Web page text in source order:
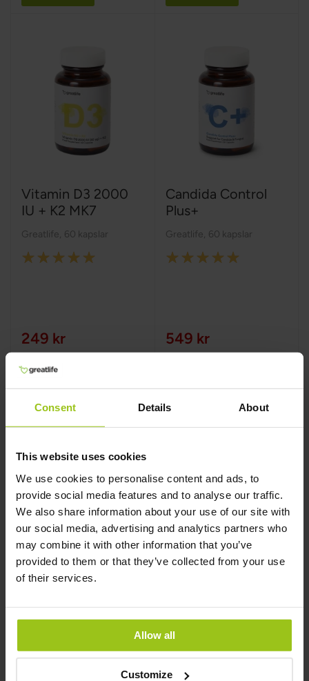
Consent Details About
This website uses cookies
We use cookies to personalise content and ads, to
provide social media features and to analyse our traffic.
We also share information about your use of our site with
our social media, advertising and analytics partners who
may combine it with other information that you’ve
provided to them or that they’ve collected from your use
of their services.
Allow all
Customize
Vitamin D3 2000
IU + K2 MK7
Greatlife 60 kapslar
Rating:
249 kr
Candida Control
Plus+
Greatlife 60 kapslar
Rating:
549 kr
Bambutandborste
Greatlife, 1 st
100%
MegaFood, 90 tabletter
Rating: